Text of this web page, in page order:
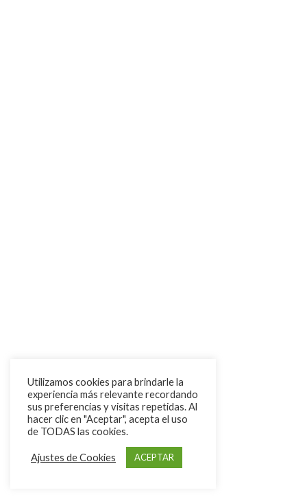
Utilizamos cookies para brindarle la
experiencia más relevante recordando
sus preferencias y visitas repetidas. Al
hacer clic en "Aceptar", acepta el uso
de TODAS las cookies.
Ajustes de Cookies ACEPTAR